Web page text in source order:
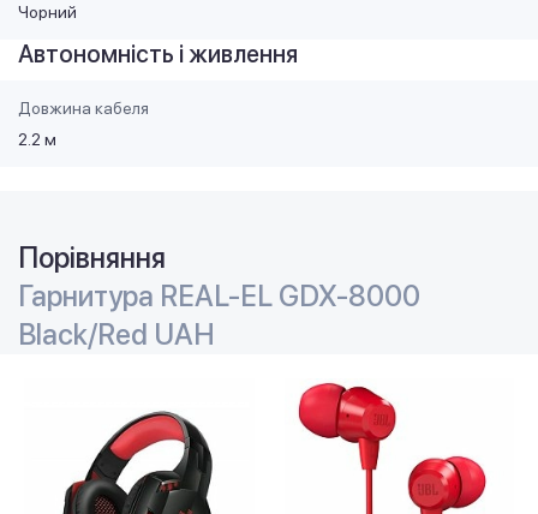
Чорний
Автономність і живлення
Довжина кабеля
2.2 м
Порівняння
Гарнитура REAL-EL GDX-8000
Black/Red UAH